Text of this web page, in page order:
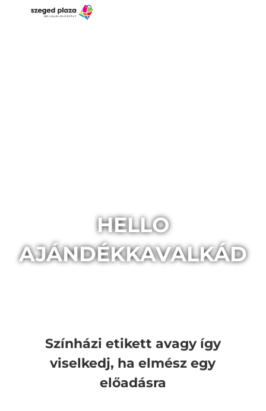
HELLO
AJÁNDÉKKAVALKÁD
Színházi etikett avagy így
viselkedj, ha elmész egy
előadásra